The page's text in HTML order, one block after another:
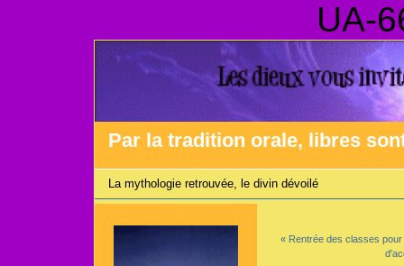
UA-
Par la tradition orale, libres
La mythologie retrouvée, le divin dévoilé
« Rentrée des classes